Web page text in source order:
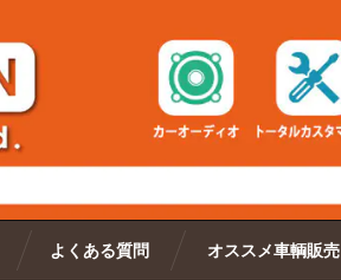
よくある質問 オススメ車輌販売